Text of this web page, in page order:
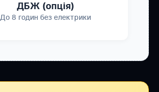
ДБЖ (опція)
До 8 годин без електрики